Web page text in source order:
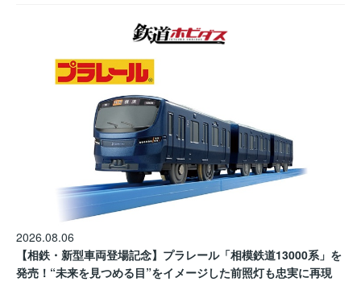
2026.08.06
【相鉄・新型車両登場記念】プラレール「相模鉄道13000系」を
発売！“未来を見つめる目”をイメージした前照灯も忠実に再現